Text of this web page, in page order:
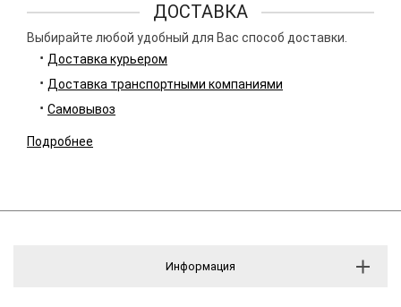
ДОСТАВКА
Выбирайте любой удобный для Вас способ доставки.
Доставка курьером
Доставка транспортными компаниями
Самовывоз
Подробнее
Информация